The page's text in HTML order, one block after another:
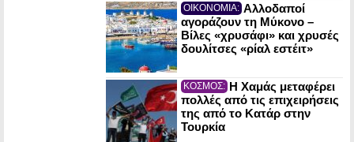
ΟΙΚΟΝΟΜΙΑ: Αλλοδαποί
αγοράζουν τη Μύκονο –
Βίλες «χρυσάφι» και χρυσές
δουλίτσες «ρίαλ εστέιτ»
ΚΟΣΜΟΣ: Η Χαμάς μεταφέρει
πολλές από τις επιχειρήσεις
της από το Κατάρ στην
Τουρκία